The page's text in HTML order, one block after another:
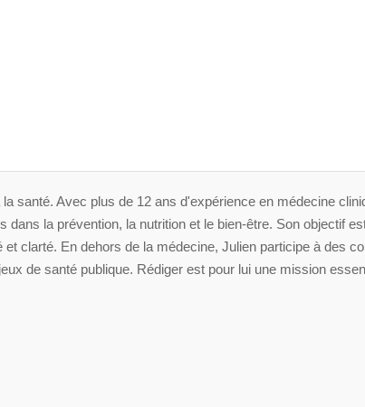
santé. Avec plus de 12 ans d'expérience en médecine
la prévention, la nutrition et le bien-être. Son objectif
clarté. En dehors de la médecine, Julien participe à des
de santé publique. Rédiger est pour lui une mission